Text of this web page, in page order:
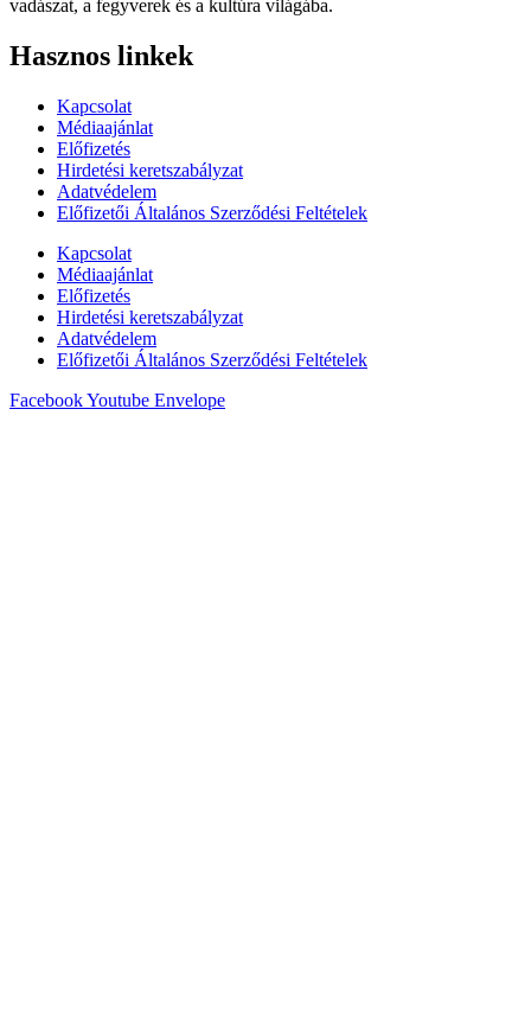
vadászat, a fegyverek és a kultúra világába.
Hasznos linkek
Kapcsolat
Médiaajánlat
Előfizetés
Hirdetési keretszabályzat
Adatvédelem
Előfizetői Általános Szerződési Feltételek
Kapcsolat
Médiaajánlat
Előfizetés
Hirdetési keretszabályzat
Adatvédelem
Előfizetői Általános Szerződési Feltételek
FacebookYoutube Envelope